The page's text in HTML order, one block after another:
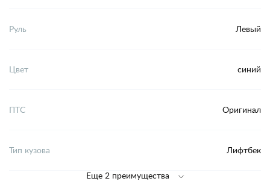
Руль Левый
Цвет синий
ПТС Оригинал
Тип кузова Лифтбек
Еще 2 преимущества